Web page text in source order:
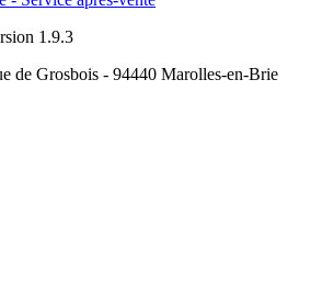
1.9.3
de Grosbois - 94440 Marolles-en-Brie